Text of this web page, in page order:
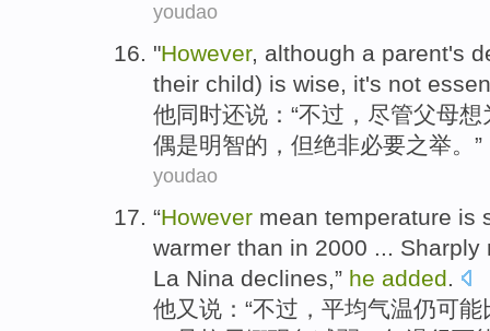
youdao
"However, although a parent's
their child) is wise, it's not
他同时还说：“不过 ， 尽管父母想
偶是明智的，但绝非必要之举。”
youdao
“However mean temperature is
warmer than in 2000 ... Sharply
La Nina declines,” he added.
他又说：“不过 ， 平均气温仍可能